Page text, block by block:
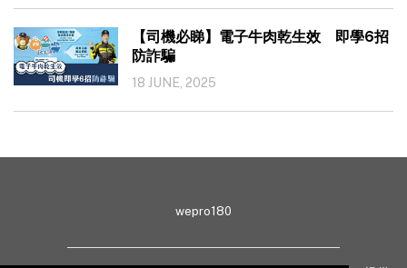
【司機必睇】電子牛肉乾生效 即學6招
防詐騙
18 JUNE, 2025
wepro180